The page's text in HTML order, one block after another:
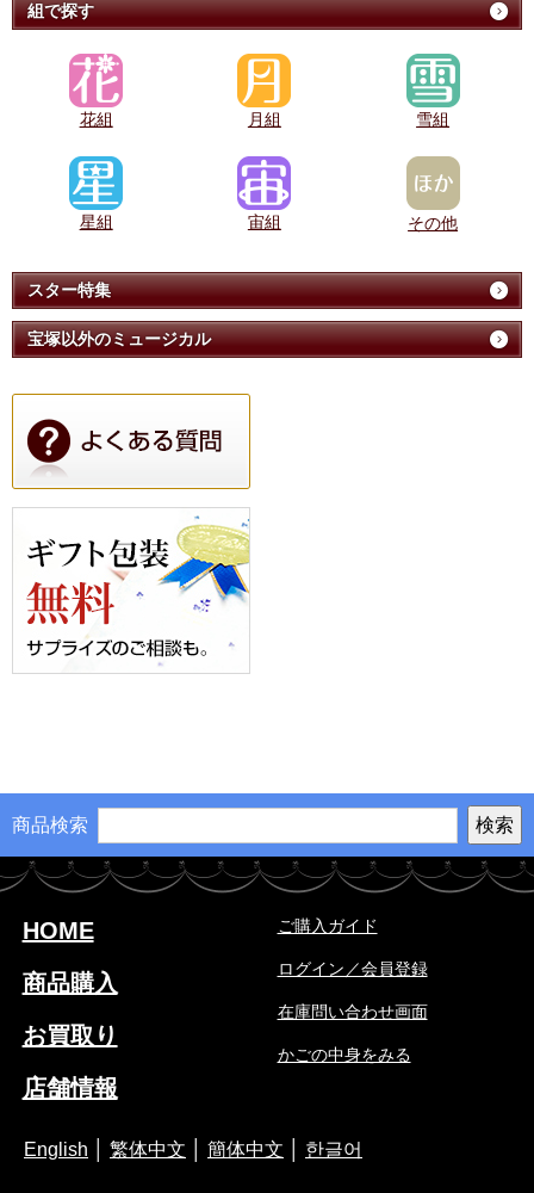
組で探す
花組 月組 雪組
星組 宙組 その他
スター特集
宝塚以外のミュージカル
商品検索
HOME
商品購入
お買取り
店舗情報
ご購入ガイド
ログイン／会員登録
在庫問い合わせ画面
かごの中身をみる
English 繁体中文 簡体中文 한글어